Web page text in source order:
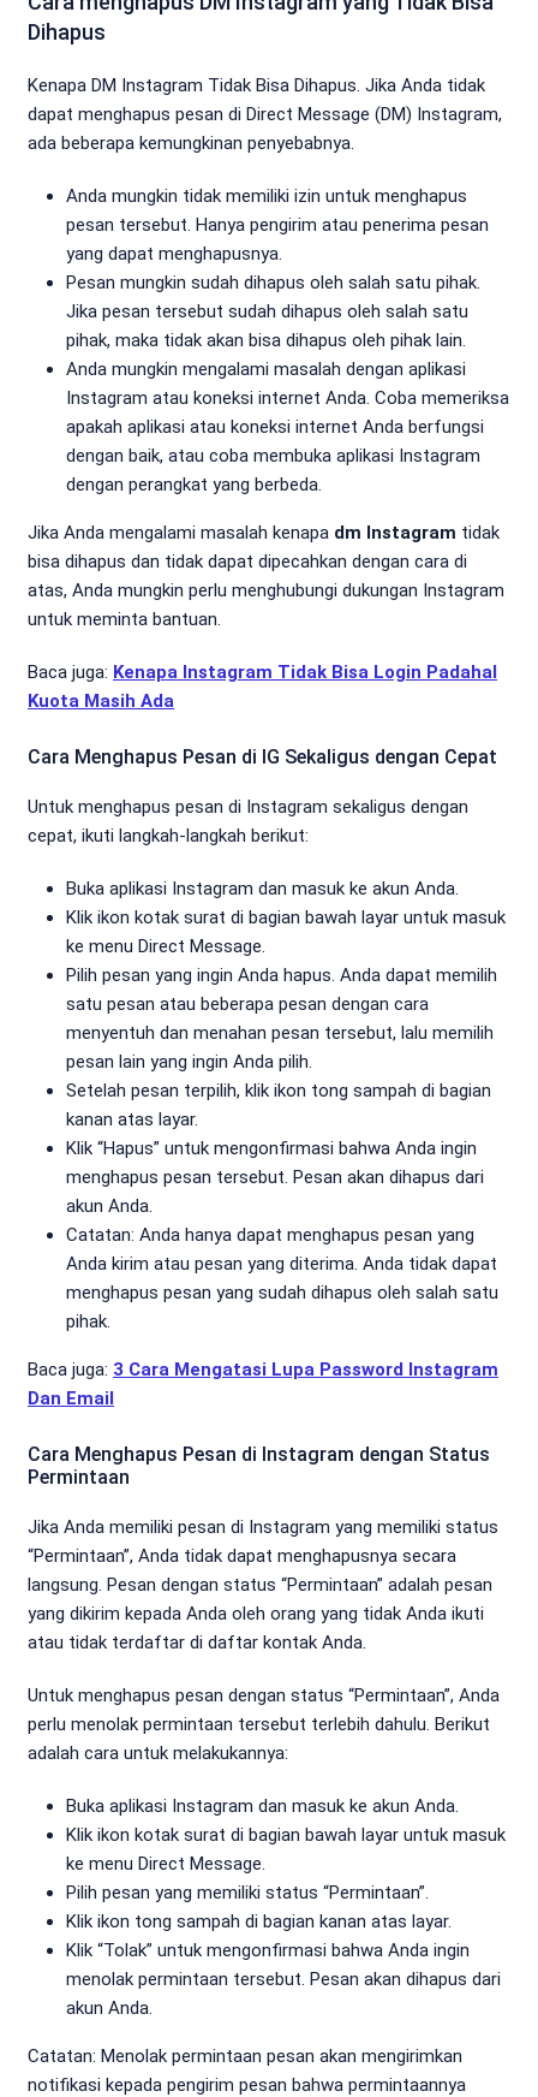
Dihapus
Kenapa DM Instagram Tidak Bisa Dihapus. Jika Anda tidak
dapat menghapus pesan di Direct Message (DM) Instagram,
ada beberapa kemungkinan penyebabnya.
Anda mungkin tidak memiliki izin untuk menghapus
pesan tersebut. Hanya pengirim atau penerima pesan
yang dapat menghapusnya.
Pesan mungkin sudah dihapus oleh salah satu pihak.
Jika pesan tersebut sudah dihapus oleh salah satu
pihak, maka tidak akan bisa dihapus oleh pihak lain.
Anda mungkin mengalami masalah dengan aplikasi
Instagram atau koneksi internet Anda. Coba memeriksa
apakah aplikasi atau koneksi internet Anda berfungsi
dengan baik, atau coba membuka aplikasi Instagram
dengan perangkat yang berbeda.
Jika Anda mengalami masalah kenapa dm Instagram tidak
bisa dihapus dan tidak dapat dipecahkan dengan cara di
atas, Anda mungkin perlu menghubungi dukungan Instagram
untuk meminta bantuan.
Baca juga: Kenapa Instagram Tidak Bisa Login Padahal
Kuota Masih Ada
Cara Menghapus Pesan di IG Sekaligus dengan Cepat
Untuk menghapus pesan di Instagram sekaligus dengan
cepat, ikuti langkah-langkah berikut:
Buka aplikasi Instagram dan masuk ke akun Anda.
Klik ikon kotak surat di bagian bawah layar untuk masuk
ke menu Direct Message.
Pilih pesan yang ingin Anda hapus. Anda dapat memilih
satu pesan atau beberapa pesan dengan cara
menyentuh dan menahan pesan tersebut, lalu memilih
pesan lain yang ingin Anda pilih.
Setelah pesan terpilih, klik ikon tong sampah di bagian
kanan atas layar.
Klik “Hapus” untuk mengonfirmasi bahwa Anda ingin
menghapus pesan tersebut. Pesan akan dihapus dari
akun Anda.
Catatan: Anda hanya dapat menghapus pesan yang
Anda kirim atau pesan yang diterima. Anda tidak dapat
menghapus pesan yang sudah dihapus oleh salah satu
pihak.
Baca juga: 3 Cara Mengatasi Lupa Password Instagram
Dan Email
Cara Menghapus Pesan di Instagram dengan Status
Permintaan
Jika Anda memiliki pesan di Instagram yang memiliki status
“Permintaan”, Anda tidak dapat menghapusnya secara
langsung. Pesan dengan status “Permintaan” adalah pesan
yang dikirim kepada Anda oleh orang yang tidak Anda ikuti
atau tidak terdaftar di daftar kontak Anda.
Untuk menghapus pesan dengan status “Permintaan”, Anda
perlu menolak permintaan tersebut terlebih dahulu. Berikut
adalah cara untuk melakukannya:
Buka aplikasi Instagram dan masuk ke akun Anda.
Klik ikon kotak surat di bagian bawah layar untuk masuk
ke menu Direct Message.
Pilih pesan yang memiliki status “Permintaan”.
Klik ikon tong sampah di bagian kanan atas layar.
Klik “Tolak” untuk mengonfirmasi bahwa Anda ingin
menolak permintaan tersebut. Pesan akan dihapus dari
akun Anda.
Catatan: Menolak permintaan pesan akan mengirimkan
notifikasi kepada pengirim pesan bahwa permintaannya